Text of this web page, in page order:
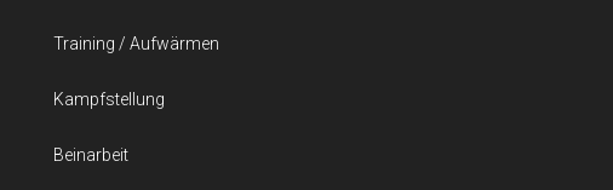
Training / Aufwärmen
Kampfstellung
Beinarbeit